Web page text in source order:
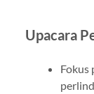
Upacara
Fokus